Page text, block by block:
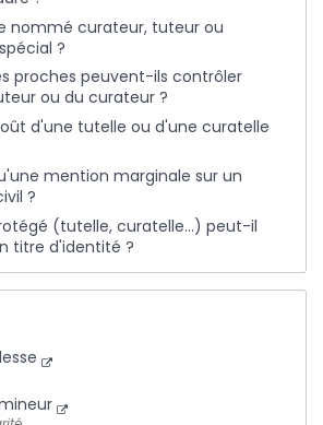
nommé curateur, tuteur ou
?
proches peuvent-ils contrôler
ou du curateur ?
d'une tutelle ou d'une curatelle
mention marginale sur un
?
(tutelle, curatelle...) peut-il
titre d'identité ?